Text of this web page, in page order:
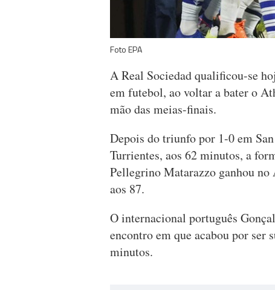
Foto EPA
A Real Sociedad qualificou-se
em futebol, ao voltar a bater o
mão das meias-finais.
Depois do triunfo por 1-0 em
Turrientes, aos 62 minutos, a
Pellegrino Matarazzo ganhou
aos 87.
O internacional português
encontro em que acabou por ser
minutos.